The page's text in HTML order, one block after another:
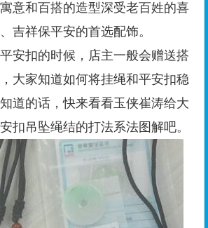
意和百搭的造型深受老百姓的喜
吉祥保平安的首选配饰。
扣的时候，店主一般会赠送搭
大家知道如何将挂绳和平安扣稳
道的话，快来看看玉侠崔涛给大
扣吊坠绳结的打法系法图解吧。